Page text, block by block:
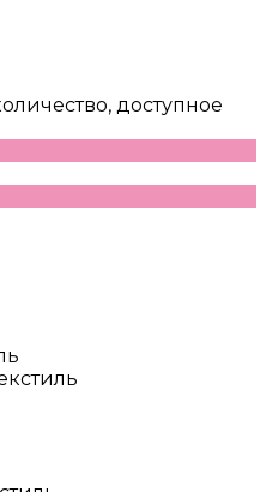
доступное